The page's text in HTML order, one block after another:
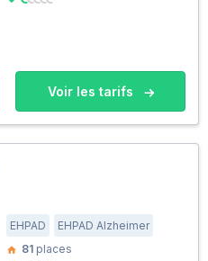
Voir les tarifs
EHPAD
EHPAD Alzheimer
81 places